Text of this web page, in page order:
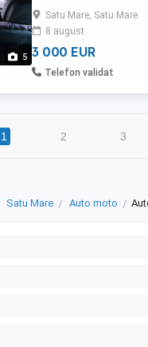
5
schimbate oglinzi
fumurii omologate
climatoric aer condiționat
electric ambreaj
Satu Mare, Satu Mare
8 august
3 000 EUR
Telefon validat
1 2 3
Satu Mare Auto moto